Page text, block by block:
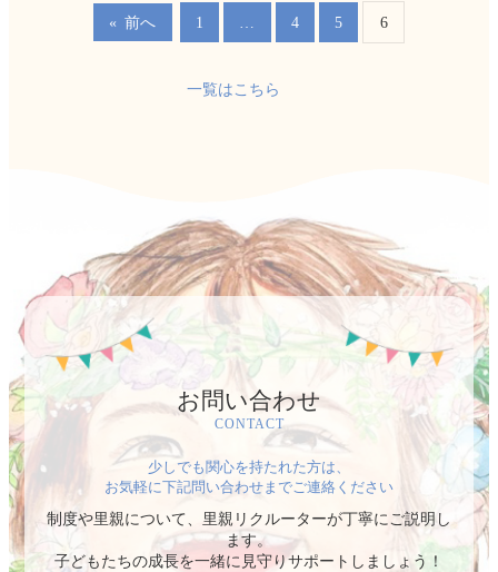
« 前へ 1 4 5 6
一覧はこちら
お問い合わせ
CONTACT
少しでも関心を持たれた方は、
お気軽に下記問い合わせまでご連絡ください
制度や里親について、里親リクルーターが丁寧にご説明し
ます。
子どもたちの成長を一緒に見守りサポートしましょう！